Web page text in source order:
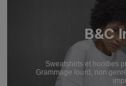
B&C
Sweatshirts et hoodies
Grammage lourd, non